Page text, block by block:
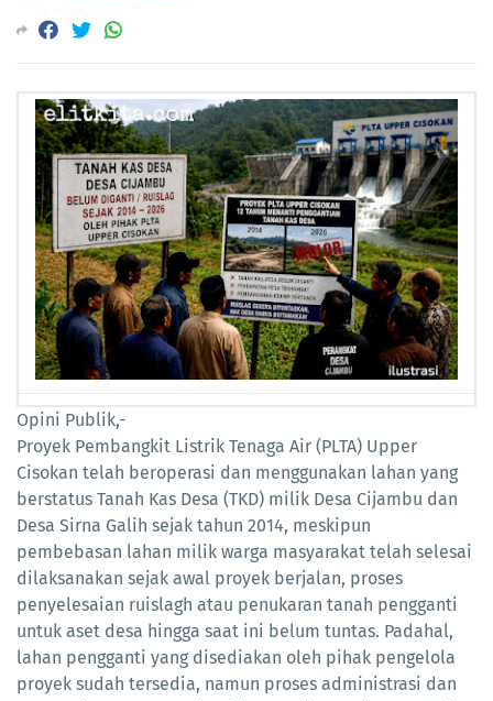
Opini Publik,-
Proyek Pembangkit Listrik Tenaga Air (PLTA) Upper
Cisokan telah beroperasi dan menggunakan lahan yang
berstatus Tanah Kas Desa (TKD) milik Desa Cijambu dan
Desa Sirna Galih sejak tahun 2014, meskipun
pembebasan lahan milik warga masyarakat telah selesai
dilaksanakan sejak awal proyek berjalan, proses
penyelesaian ruislagh atau penukaran tanah pengganti
untuk aset desa hingga saat ini belum tuntas. Padahal,
lahan pengganti yang disediakan oleh pihak pengelola
proyek sudah tersedia, namun proses administrasi dan